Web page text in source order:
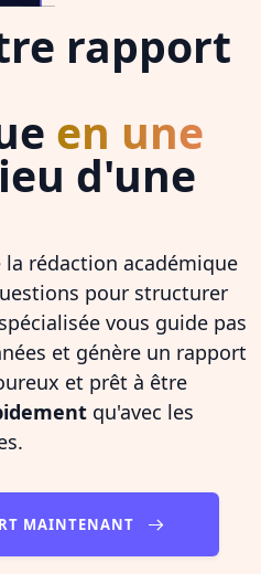
rapport
en une
d'une
rédaction académique
pour structurer
vous guide pas
et génère un rapport
et prêt à être
qu'avec les
MAINTENANT